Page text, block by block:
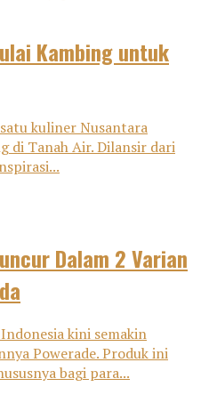
Kambing untuk
kuliner Nusantara
di Tanah Air. Dilansir dari
Dalam 2 Varian
kini semakin
Powerade. Produk ini
bagi para...